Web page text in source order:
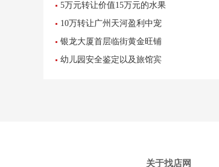
口多年便利店超市转让
5万元转让价值15万元的水果
铺
10万转让广州天河盈利中宠
物店接手可经营
银龙大厦首层临街黄金旺铺
业主直招-已转让
幼儿园安全鉴定以及旅馆宾
关于找店网